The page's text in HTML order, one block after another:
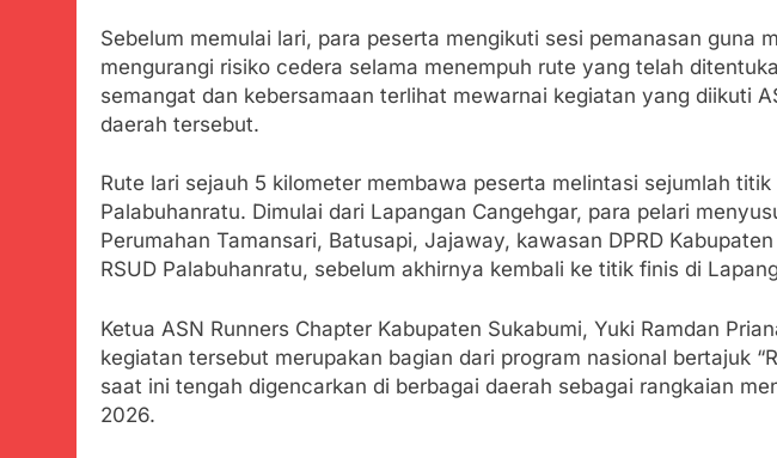
Selisih APBD Tahun 2023 Kab.Sukabumi
Juli 16, 2024
Aksi Humanis Polri: Kapolsek
Data Ganda Capai 6 Juta, BGN Benahi
Agustus 6, 2026
Zulhas Pastikan SPPG di Wilayah 3T
Agustus 6, 2026
Bobby Maulana Pastikan Kawasan
Agustus 6, 2026
Ribuan Warga Padati Peringatan Hari ASI
Upaya Cegah Stunting
Agustus 6, 2026
Wujud Kepedulian Polri, Kapolresta
Sebelum memulai lari, para peserta mengikuti sesi pemanasan guna
mengurangi risiko cedera selama menempuh rute yang telah
semangat dan kebersamaan terlihat mewarnai kegiatan yang diikuti
daerah tersebut.
Rute lari sejauh 5 kilometer membawa peserta melintasi sejumlah
Palabuhanratu. Dimulai dari Lapangan Cangehgar, para pelari
Perumahan Tamansari, Batusapi, Jajaway, kawasan DPRD
RSUD Palabuhanratu, sebelum akhirnya kembali ke titik finis di
Ketua ASN Runners Chapter Kabupaten Sukabumi, Yuki Ramdan
kegiatan tersebut merupakan bagian dari program nasional bertajuk
saat ini tengah digencarkan di berbagai daerah sebagai rangkaian
2026.